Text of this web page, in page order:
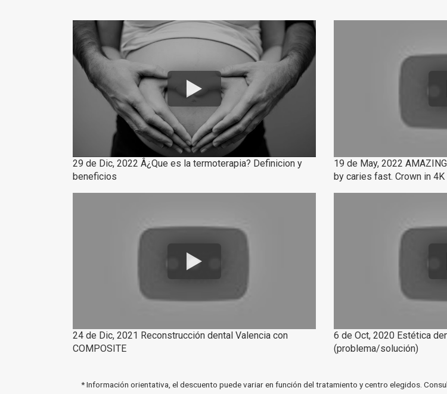
29 de Dic, 2022 Â¿Que es la termoterapia? Definicion y
beneficios
19 de May, 2022
by caries fast. Crown in 4K
24 de Dic, 2021 Reconstrucción dental Valencia con
COMPOSITE
6 de Oct, 2020 Estética
(problema/solución)
* Información orientativa, el descuento puede variar en función del tratamiento y centro elegidos.